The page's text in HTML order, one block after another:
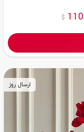
110
$
ارسال روز